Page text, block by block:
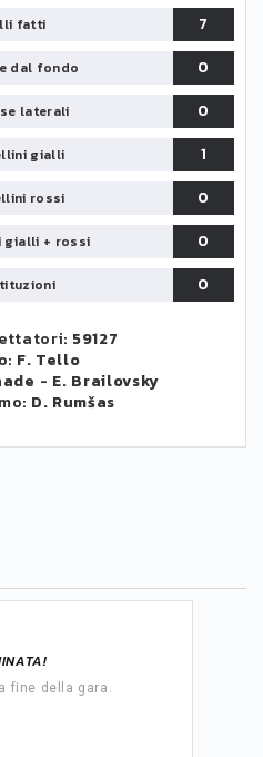
fatti
7
dal fondo
0
laterali
0
gialli
1
rossi
0
gialli + rossi
0
0
59127
F. Tello
- E. Brailovsky
D. Rumšas
fine della gara.